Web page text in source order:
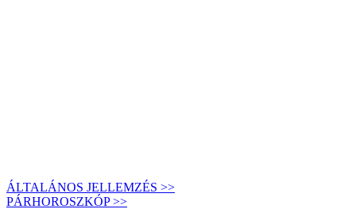
ÁLTALÁNOS JELLEMZÉS >>
PÁRHOROSZKÓP >>